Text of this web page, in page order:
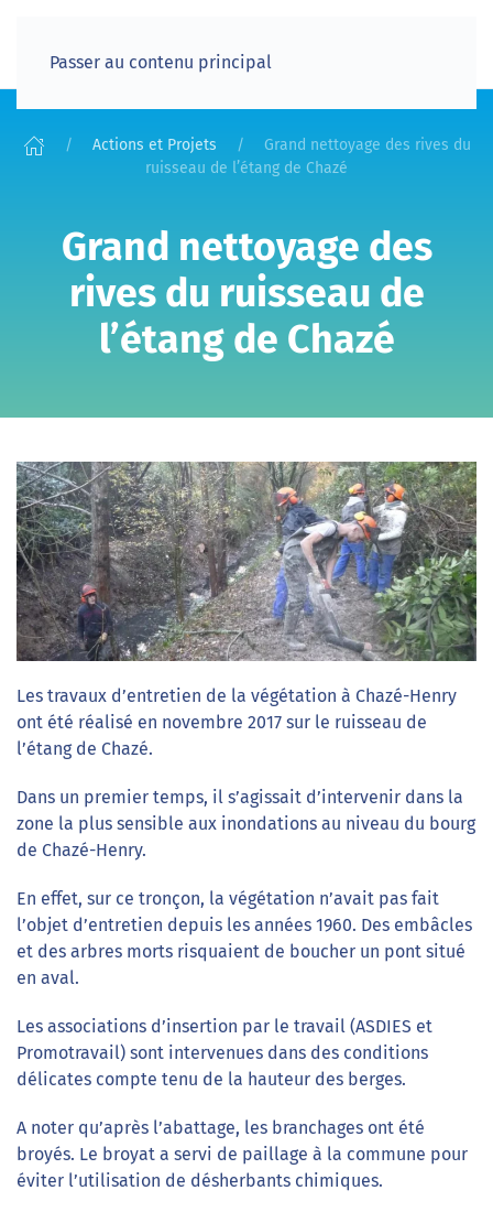
Passer au contenu principal
Actions et Projets
Grand nettoyage des rives du
ruisseau de l’étang de Chazé
Grand nettoyage des
rives du ruisseau de
l’étang de Chazé
Les travaux d’entretien de la végétation à Chazé-Henry
ont été réalisé en novembre 2017 sur le ruisseau de
l’étang de Chazé.
Dans un premier temps, il s’agissait d’intervenir dans la
zone la plus sensible aux inondations au niveau du bourg
de Chazé-Henry.
En effet, sur ce tronçon, la végétation n’avait pas fait
l’objet d’entretien depuis les années 1960. Des embâcles
et des arbres morts risquaient de boucher un pont situé
en aval.
Les associations d’insertion par le travail (ASDIES et
Promotravail) sont intervenues dans des conditions
délicates compte tenu de la hauteur des berges.
A noter qu’après l’abattage, les branchages ont été
broyés. Le broyat a servi de paillage à la commune pour
éviter l’utilisation de désherbants chimiques.